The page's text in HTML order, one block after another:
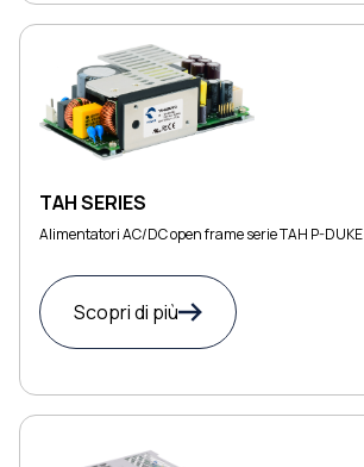
TAH SERIES
Alimentatori AC/DC open frame serie TAH P-DUKE
Scopri di più